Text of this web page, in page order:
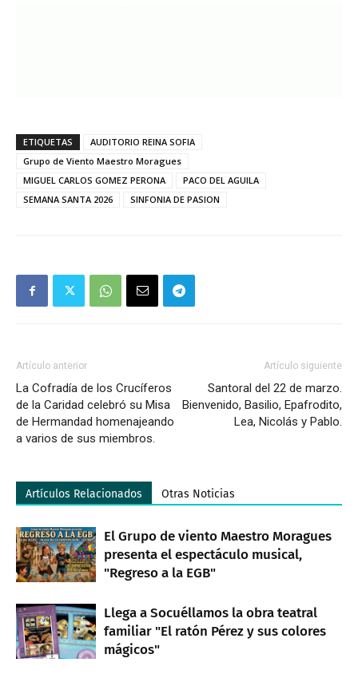
ETIQUETAS
AUDITORIO REINA SOFIA
Grupo de Viento Maestro Moragues
MIGUEL CARLOS GOMEZ PERONA
PACO DEL AGUILA
SEMANA SANTA 2026
SINFONIA DE PASION
Artículo anterior
La Cofradía de los Crucíferos
de la Caridad celebró su Misa
de Hermandad homenajeando
a varios de sus miembros.
Artículo siguiente
Santoral del 22 de marzo.
Bienvenido, Basilio, Epafrodito,
Lea, Nicolás y Pablo.
Artículos Relacionados Otras Noticias
El Grupo de viento Maestro Moragues
presenta el espectáculo musical,
"Regreso a la EGB"
Llega a Socuéllamos la obra teatral
familiar "El ratón Pérez y sus colores
mágicos"